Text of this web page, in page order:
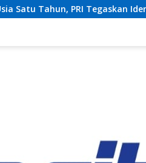
Identitas: Milik Rakyat,